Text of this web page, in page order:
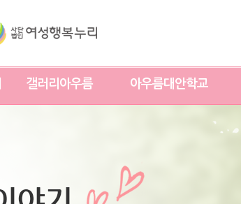
갤러리아우름 아우름대안학교